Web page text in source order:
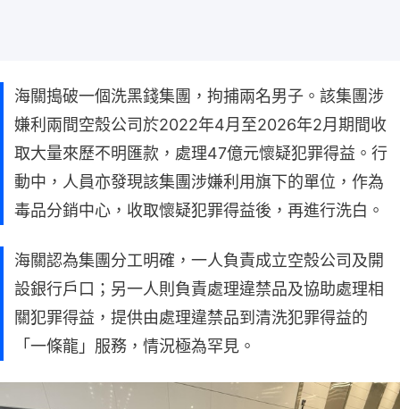
海關搗破一個洗黑錢集團，拘捕兩名男子。該集團涉
嫌利兩間空殼公司於2022年4月至2026年2月期間收
取大量來歷不明匯款，處理47億元懷疑犯罪得益。行
動中，人員亦發現該集團涉嫌利用旗下的單位，作為
毒品分銷中心，收取懷疑犯罪得益後，再進行洗白。
海關認為集團分工明確，一人負責成立空殼公司及開
設銀行戶口；另一人則負責處理違禁品及協助處理相
關犯罪得益，提供由處理違禁品到清洗犯罪得益的
「一條龍」服務，情況極為罕見。